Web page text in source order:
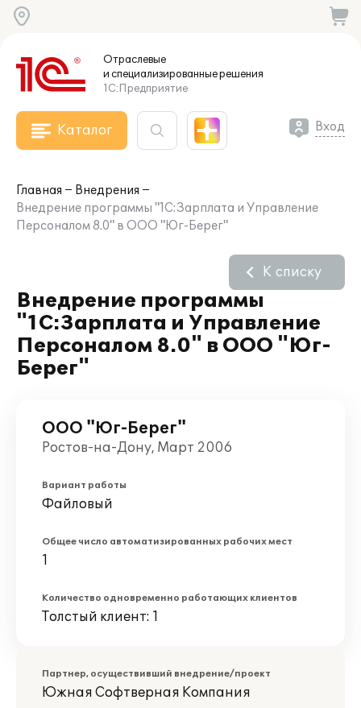
Отраслевые
и специализированныерешения
1С:Предприятие
Каталог Вход
Главная
Внедрения
Внедрение программы "1С:Зарплата и Управление
Персоналом 8.0" в ООО "Юг-Берег"
Внедрение программы
"1С:Зарплата и Управление
Персоналом 8.0" в ООО "Юг-
Берег"
К списку
ООО "Юг-Берег"
Ростов-на-Дону, Март 2006
Вариант работы
Файловый
Общее число автоматизированных рабочих мест
1
Количество одновременно работающих клиентов
Толстый клиент: 1
Партнер, осуществивший внедрение/проект
Южная Софтверная Компания